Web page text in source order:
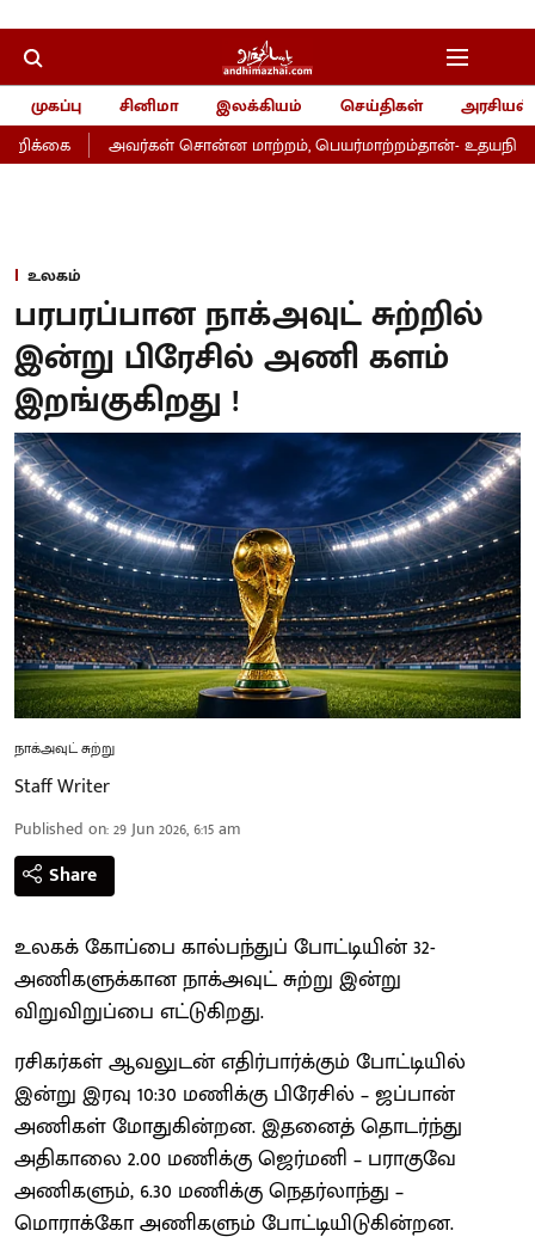
முகப்பு சினிமா இலக்கியம் செய்திகள்
அரசியல்
அவர்கள் சொன்ன மாற்றம், பெயர்மாற்றம்தான்- உதயநிதி
உலகம்
பரபரப்பான நாக்அவுட் சுற்றில்
இன்று பிரேசில் அணி களம்
இறங்குகிறது !
நாக்அவுட் சுற்று
Staff Writer
Published on:29 Jun 2026, 6:15 am
Share
உலகக் கோப்பை கால்பந்துப் போட்டியின் 32-
அணிகளுக்கான நாக்அவுட் சுற்று இன்று
விறுவிறுப்பை எட்டுகிறது.
ரசிகர்கள் ஆவலுடன் எதிர்பார்க்கும் போட்டியில்
இன்று இரவு 10:30 மணிக்கு பிரேசில் – ஜப்பான்
அணிகள் மோதுகின்றன. இதனைத் தொடர்ந்து
அதிகாலை 2.00 மணிக்கு ஜெர்மனி – பராகுவே
அணிகளும், 6.30 மணிக்கு நெதர்லாந்து –
மொராக்கோ அணிகளும் போட்டியிடுகின்றன.